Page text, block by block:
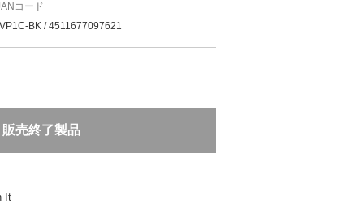
コード
BK / 4511677097621
販売終了製品
It